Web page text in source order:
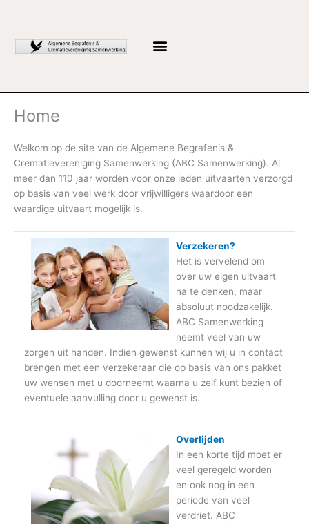
inhoud
Home
Welkom op de site van de Algemene Begrafenis &
Crematievereniging Samenwerking (ABC Samenwerking). Al
meer dan 110 jaar worden voor onze leden uitvaarten verzorgd
op basis van veel werk door vrijwilligers waardoor een
waardige uitvaart mogelijk is.
Verzekeren?
Het is vervelend om
over uw eigen uitvaart
na te denken, maar
absoluut noodzakelijk.
ABC Samenwerking
neemt veel van uw
zorgen uit handen. Indien gewenst kunnen wij u in contact
brengen met een verzekeraar die op basis van ons pakket
uw wensen met u doorneemt waarna u zelf kunt bezien of
eventuele aanvulling door u gewenst is.
Overlijden
In een korte tijd moet er
veel geregeld worden
en ook nog in een
periode van veel
verdriet. ABC